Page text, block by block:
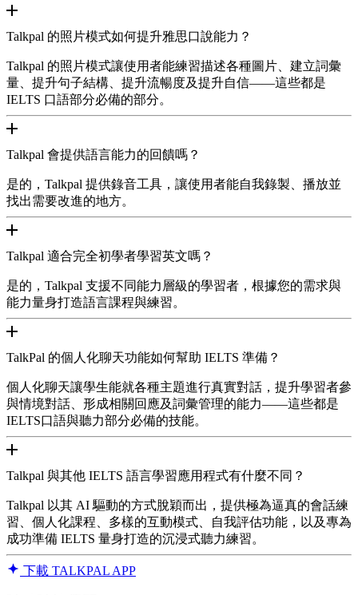
Talkpal 的照片模式如何提升雅思口說能力？
Talkpal 的照片模式讓使用者能練習描述各種圖片、建立詞彙
量、提升句子結構、提升流暢度及提升自信——這些都是
IELTS 口語部分必備的部分。
Talkpal 會提供語言能力的回饋嗎？
是的，Talkpal 提供錄音工具，讓使用者能自我錄製、播放並
找出需要改進的地方。
Talkpal 適合完全初學者學習英文嗎？
是的，Talkpal 支援不同能力層級的學習者，根據您的需求與
能力量身打造語言課程與練習。
TalkPal 的個人化聊天功能如何幫助 IELTS 準備？
個人化聊天讓學生能就各種主題進行真實對話，提升學習者參
與情境對話、形成相關回應及詞彙管理的能力——這些都是
IELTS口語與聽力部分必備的技能。
Talkpal 與其他 IELTS 語言學習應用程式有什麼不同？
Talkpal 以其 AI 驅動的方式脫穎而出，提供極為逼真的會話練
習、個人化課程、多樣的互動模式、自我評估功能，以及專為
成功準備 IELTS 量身打造的沉浸式聽力練習。
下載 TALKPAL APP